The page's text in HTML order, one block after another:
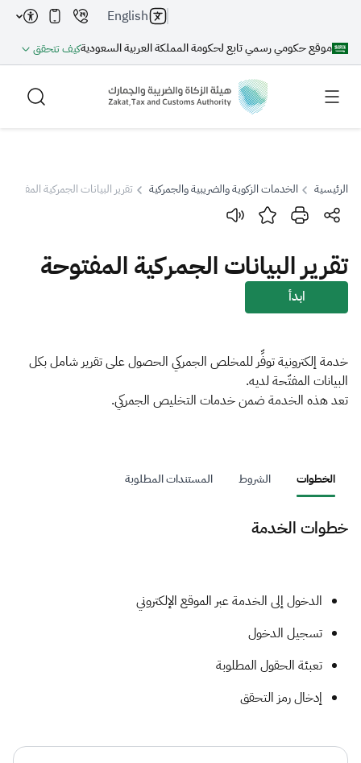
موقع حكومي رسمي تابع لحكومة المملكة العربية السعوديةكيف تتحقق
English
بحث
بحث بحث AI
الزكاة الجمارك
ضريبة القيمة المضافة
الإقرار الضريبي
الرئيسية الخدمات الزكوية والضريبية والجمركية تقرير البيانات الجمركية المفتوحة
تقرير البيانات الجمركية المفتوحة
ابدأ
خدمة إلكترونية توفِّر للمخلص الجمركي الحصول على تقرير شامل بكل
البيانات المفتّحة لديه.
تعد هذه الخدمة ضمن خدمات التخليص الجمركي.
الخطوات الشروط المستندات المطلوبة
خطوات الخدمة
الدخول إلى الخدمة عبر الموقع الإلكتروني
تسجيل الدخول
تعبئة الحقول المطلوبة
إدخال رمز التحقق​